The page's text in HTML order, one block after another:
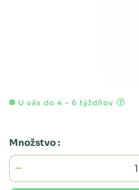
U vás do 4 - 6 týždňov
Množstvo :